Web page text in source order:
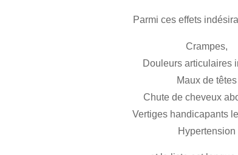
Parmi ces effets
Crampes,
Douleurs articulaires
Maux de têtes
Chute de cheveux
Vertiges handicapants
Hypertension